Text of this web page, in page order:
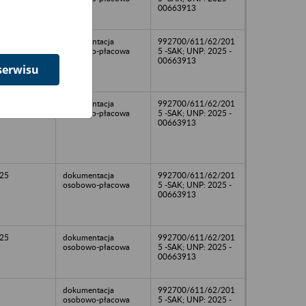
00663913
dokumentacja
osobowo-płacowa
992700/611/62/201
5 -SAK; UNP: 2025 -
00663913
dokumentacja
osobowo-płacowa
992700/611/62/201
5 -SAK; UNP: 2025 -
00663913
dokumentacja
osobowo-płacowa
992700/611/62/201
5 -SAK; UNP: 2025 -
00663913
dokumentacja
osobowo-płacowa
992700/611/62/201
5 -SAK; UNP: 2025 -
00663913
dokumentacja
osobowo-płacowa
992700/611/62/201
5 -SAK; UNP: 2025 -